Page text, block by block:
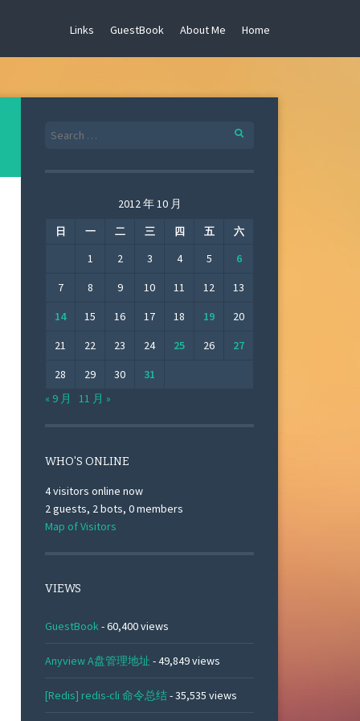
Links GuestBook About Me Home
Search
2012 年 10 月
日 一 二 三 四 五 六
1 2 3 4 5
6
7
8 9 10 11 12
13
14
15 16 17 18 19
20
21
22 23 24 25 26
27
28
29 30
31
« 9 月
11 月 »
WHO'S ONLINE
4 visitors online now
2 guests, 2 bots, 0 members
Map of Visitors
VIEWS
GuestBook- 60,400 views
Anyview A盘管理地址 - 49,849 views
[Redis] redis-cli 命令总结- 35,535 views